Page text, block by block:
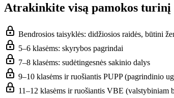
Atrakinkite visą pamokos turinį
Bendrosios taisyklės: didžiosios raidės, būtini
5–6 klasėms: skyrybos pagrindai
7–8 klasėms: sudėtingesnės sakinio dalys
9–10 klasėms ir ruošiantis PUPP (pagrindinio
11–12 klasėms ir ruošiantis VBE (valstybiniam